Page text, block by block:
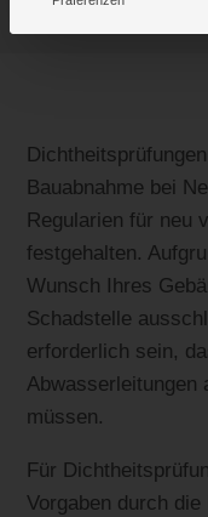
Bauabnahme bei
Regularien für neu
festgehalten.
Wunsch Ihres
Schadstelle
erforderlich sein,
Abwasserleitungen
müssen.
Für
Vorgaben durch